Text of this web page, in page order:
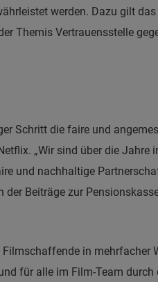
werden. Dazu gilt das
Themis Vertrauensstelle
Schritt die faire und
„Wir sind über die Jahre
und nachhaltige
Beiträge zur
in mehrfacher
für alle im Film-Team durch